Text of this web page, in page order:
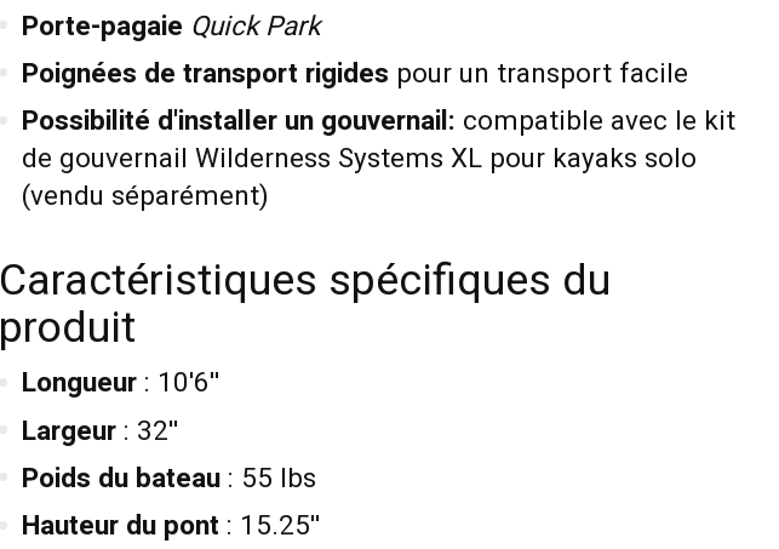
Porte-pagaie Quick Park
Poignées de transport rigides pour un transport facile
Possibilité d'installer un gouvernail: compatible avec le kit
de gouvernail Wilderness Systems XL pour kayaks solo
(vendu séparément)
Caractéristiques spécifiques du
produit
Longueur: 10'6''
Largeur: 32''
Poids du bateau: 55 lbs
Hauteur du pont : 15.25''